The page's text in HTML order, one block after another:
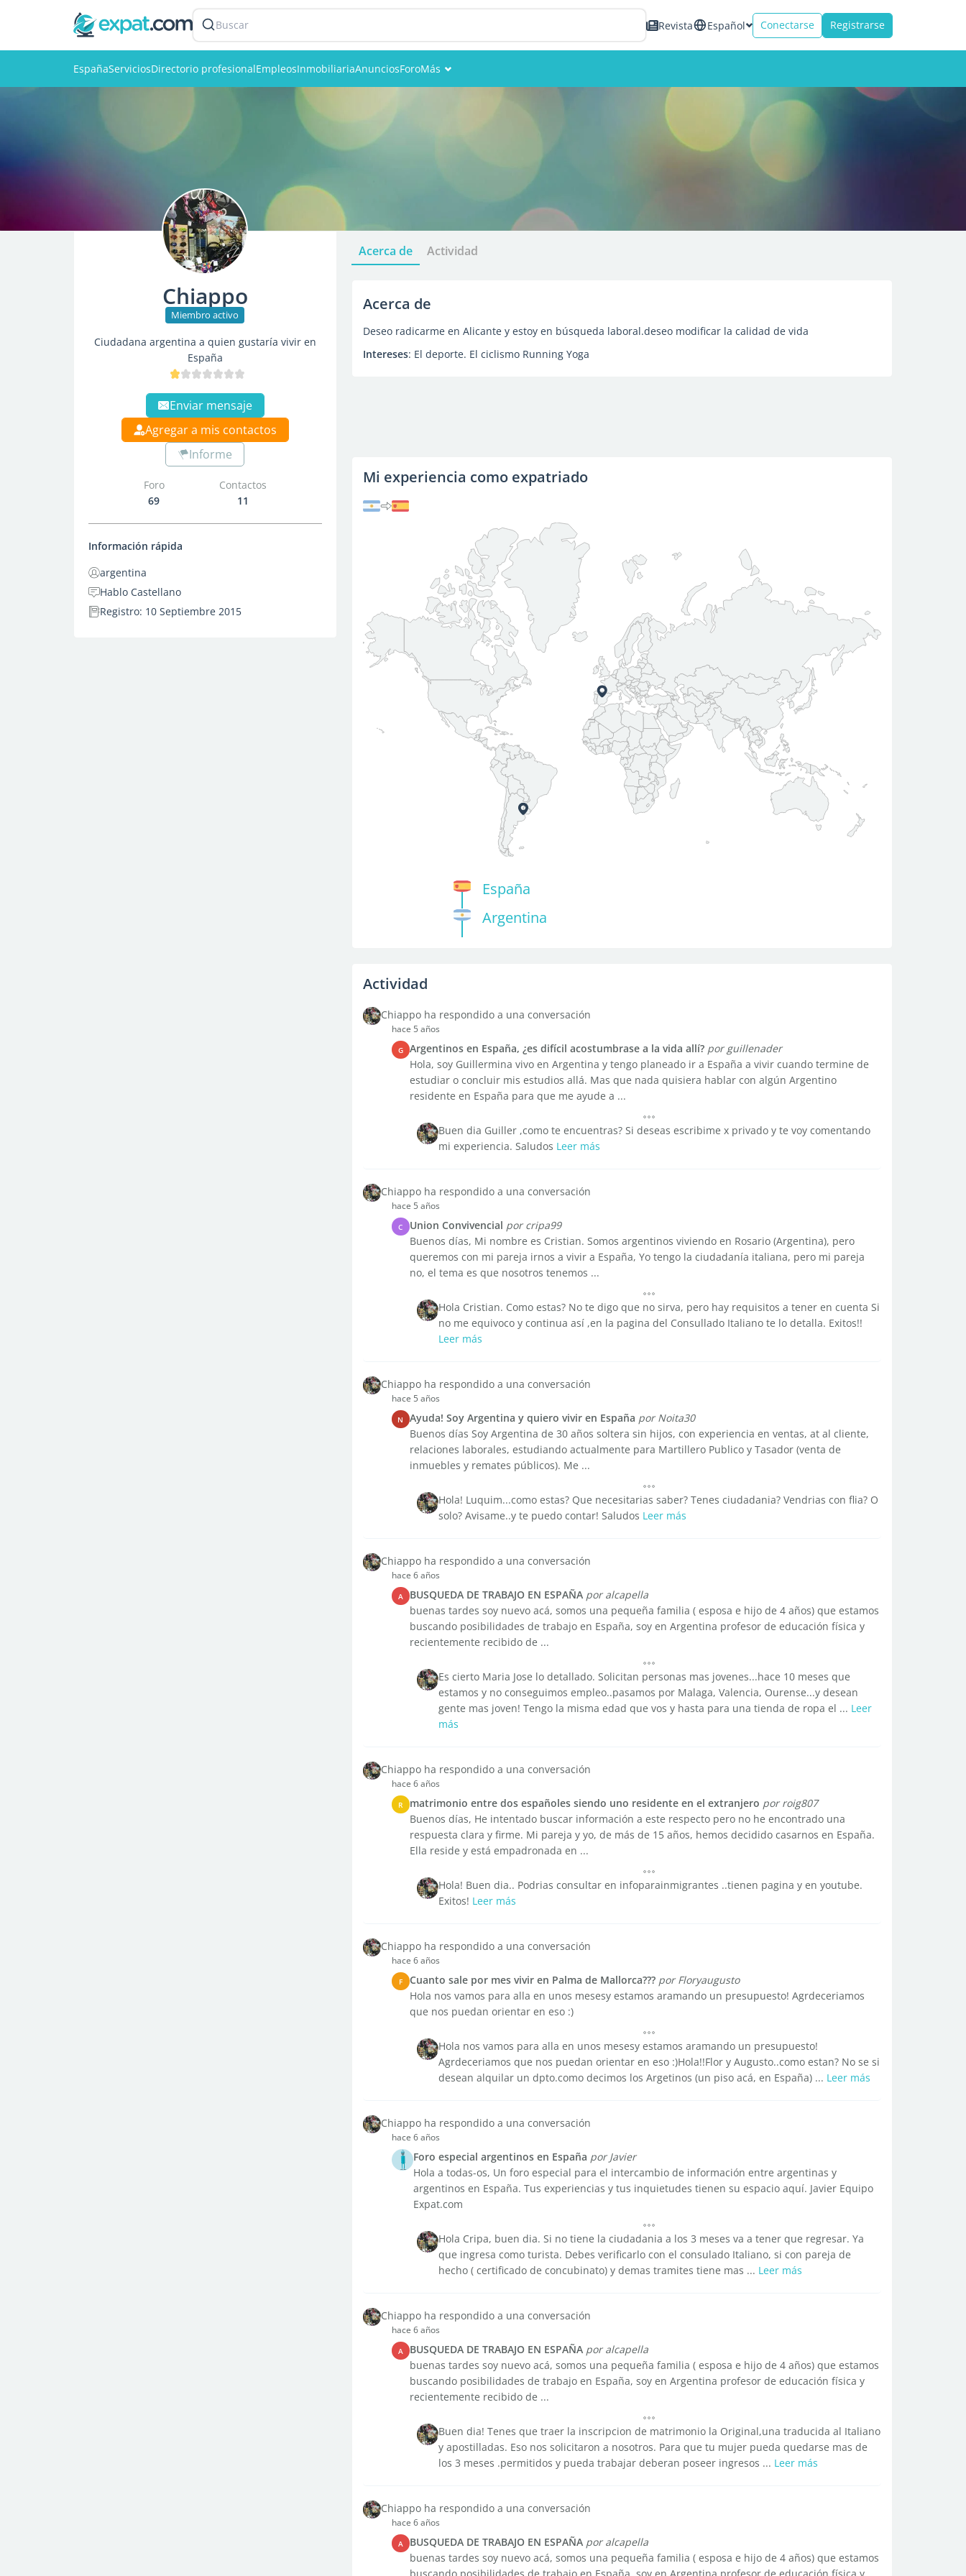
Buscar Revista Español Conectarse Registrarse
EspañaServiciosDirectorio profesionalEmpleosInmobiliariaAnunciosForoMás
Chiappo
Miembro activo
Ciudadana argentina a quien gustaría vivir en
España
Enviar mensaje
Agregar a mis contactos
Informe
Foro
69
Contactos
11
Información rápida
argentina
Hablo Castellano
Registro: 10 Septiembre 2015
Acerca de Actividad
Acerca de
Deseo radicarme en Alicante y estoy en búsqueda laboral.deseo modificar la calidad de vida
Intereses: El deporte. El ciclismo Running Yoga
Mi experiencia como expatriado
España
Argentina
Actividad
Chiappo ha respondido a una conversación
hace 5 años
G Argentinos en España, ¿es difícil acostumbrase a la vida allí? por guillenader
Hola, soy Guillermina vivo en Argentina y tengo planeado ir a España a vivir cuando termine de
estudiar o concluir mis estudios allá. Mas que nada quisiera hablar con algún Argentino
residente en España para que me ayude a ...
Buen dia Guiller ,como te encuentras? Si deseas escribime x privado y te voy comentando
mi experiencia. Saludos Leer más
Chiappo ha respondido a una conversación
hace 5 años
C Union Convivencial por cripa99
Buenos días, Mi nombre es Cristian. Somos argentinos viviendo en Rosario (Argentina), pero
queremos con mi pareja irnos a vivir a España, Yo tengo la ciudadanía italiana, pero mi pareja
no, el tema es que nosotros tenemos ...
Hola Cristian. Como estas? No te digo que no sirva, pero hay requisitos a tener en cuenta Si
no me equivoco y continua así ,en la pagina del Consullado Italiano te lo detalla. Exitos!!
Leer más
Chiappo ha respondido a una conversación
hace 5 años
N Ayuda! Soy Argentina y quiero vivir en España por Noita30
Buenos días Soy Argentina de 30 años soltera sin hijos, con experiencia en ventas, at al cliente,
relaciones laborales, estudiando actualmente para Martillero Publico y Tasador (venta de
inmuebles y remates públicos). Me ...
Hola! Luquim...como estas? Que necesitarias saber? Tenes ciudadania? Vendrias con flia? O
solo? Avisame..y te puedo contar! Saludos Leer más
Chiappo ha respondido a una conversación
hace 6 años
A BUSQUEDA DE TRABAJO EN ESPAÑA por alcapella
buenas tardes soy nuevo acá, somos una pequeña familia ( esposa e hijo de 4 años) que estamos
buscando posibilidades de trabajo en España, soy en Argentina profesor de educación física y
recientemente recibido de ...
Es cierto Maria Jose lo detallado. Solicitan personas mas jovenes...hace 10 meses que
estamos y no conseguimos empleo..pasamos por Malaga, Valencia, Ourense...y desean
gente mas joven! Tengo la misma edad que vos y hasta para una tienda de ropa el ... Leer
más
Chiappo ha respondido a una conversación
hace 6 años
R matrimonio entre dos españoles siendo uno residente en el extranjero por roig807
Buenos días, He intentado buscar información a este respecto pero no he encontrado una
respuesta clara y firme. Mi pareja y yo, de más de 15 años, hemos decidido casarnos en España.
Ella reside y está empadronada en ...
Hola! Buen dia.. Podrias consultar en infoparainmigrantes ..tienen pagina y en youtube.
Exitos! Leer más
Chiappo ha respondido a una conversación
hace 6 años
F Cuanto sale por mes vivir en Palma de Mallorca??? por Floryaugusto
Hola nos vamos para alla en unos mesesy estamos aramando un presupuesto! Agrdeceriamos
que nos puedan orientar en eso :)
Hola nos vamos para alla en unos mesesy estamos aramando un presupuesto!
Agrdeceriamos que nos puedan orientar en eso :)Hola!!Flor y Augusto..como estan? No se si
desean alquilar un dpto.como decimos los Argetinos (un piso acá, en España) ... Leer más
Chiappo ha respondido a una conversación
hace 6 años
Foro especial argentinos en España por Javier
Hola a todas-os, Un foro especial para el intercambio de información entre argentinas y
argentinos en España. Tus experiencias y tus inquietudes tienen su espacio aquí. Javier Equipo
Expat.com
Hola Cripa, buen dia. Si no tiene la ciudadania a los 3 meses va a tener que regresar. Ya
que ingresa como turista. Debes verificarlo con el consulado Italiano, si con pareja de
hecho ( certificado de concubinato) y demas tramites tiene mas ... Leer más
Chiappo ha respondido a una conversación
hace 6 años
A BUSQUEDA DE TRABAJO EN ESPAÑA por alcapella
buenas tardes soy nuevo acá, somos una pequeña familia ( esposa e hijo de 4 años) que estamos
buscando posibilidades de trabajo en España, soy en Argentina profesor de educación física y
recientemente recibido de ...
Buen dia! Tenes que traer la inscripcion de matrimonio la Original,una traducida al Italiano
y apostilladas. Eso nos solicitaron a nosotros. Para que tu mujer pueda quedarse mas de
los 3 meses .permitidos y pueda trabajar deberan poseer ingresos ... Leer más
Chiappo ha respondido a una conversación
hace 6 años
A BUSQUEDA DE TRABAJO EN ESPAÑA por alcapella
buenas tardes soy nuevo acá, somos una pequeña familia ( esposa e hijo de 4 años) que estamos